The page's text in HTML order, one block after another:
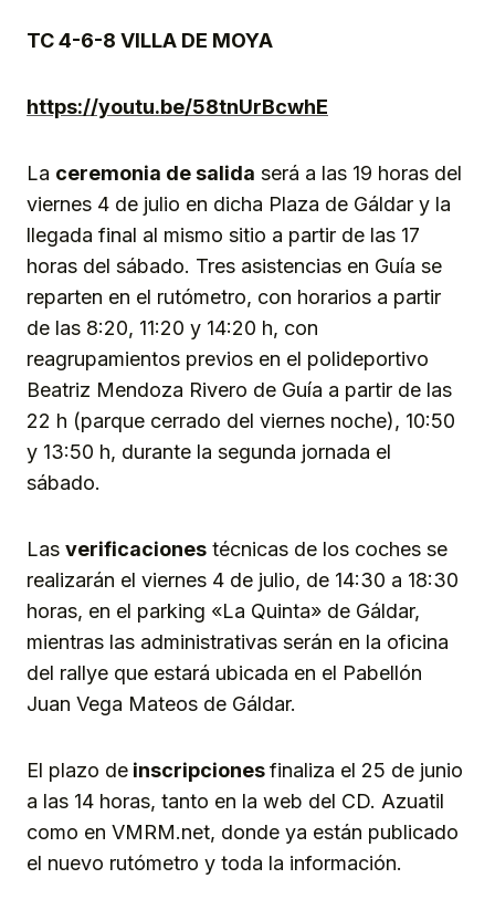
TC 4-6-8 VILLA DE MOYA
https://youtu.be/58tnUrBcwhE
La ceremonia de salida será a las 19 horas del
viernes 4 de julio en dicha Plaza de Gáldar y la
llegada final al mismo sitio a partir de las 17
horas del sábado. Tres asistencias en Guía se
reparten en el rutómetro, con horarios a partir
de las 8:20, 11:20 y 14:20 h, con
reagrupamientos previos en el polideportivo
Beatriz Mendoza Rivero de Guía a partir de las
22 h (parque cerrado del viernes noche), 10:50
y 13:50 h, durante la segunda jornada el
sábado.
Las verificaciones técnicas de los coches se
realizarán el viernes 4 de julio, de 14:30 a 18:30
horas, en el parking «La Quinta» de Gáldar,
mientras las administrativas serán en la oficina
del rallye que estará ubicada en el Pabellón
Juan Vega Mateos de Gáldar.
El plazo de inscripcionesfinaliza el 25 de junio
a las 14 horas, tanto en la web del CD. Azuatil
como en VMRM.net, donde ya están publicado
el nuevo rutómetro y toda la información.